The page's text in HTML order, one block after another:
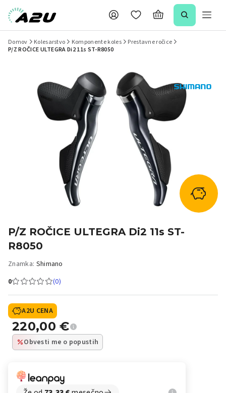
Domov Kolesarstvo Komponente koles
Prestavne ročice
P/Z ROČICE ULTEGRA Di2 11s ST-R8050
P/Z ROČICE ULTEGRA Di2 11s ST-
R8050
Znamka: Shimano
0
(0)
A2U CENA
220,00€
Obvesti me o popustih